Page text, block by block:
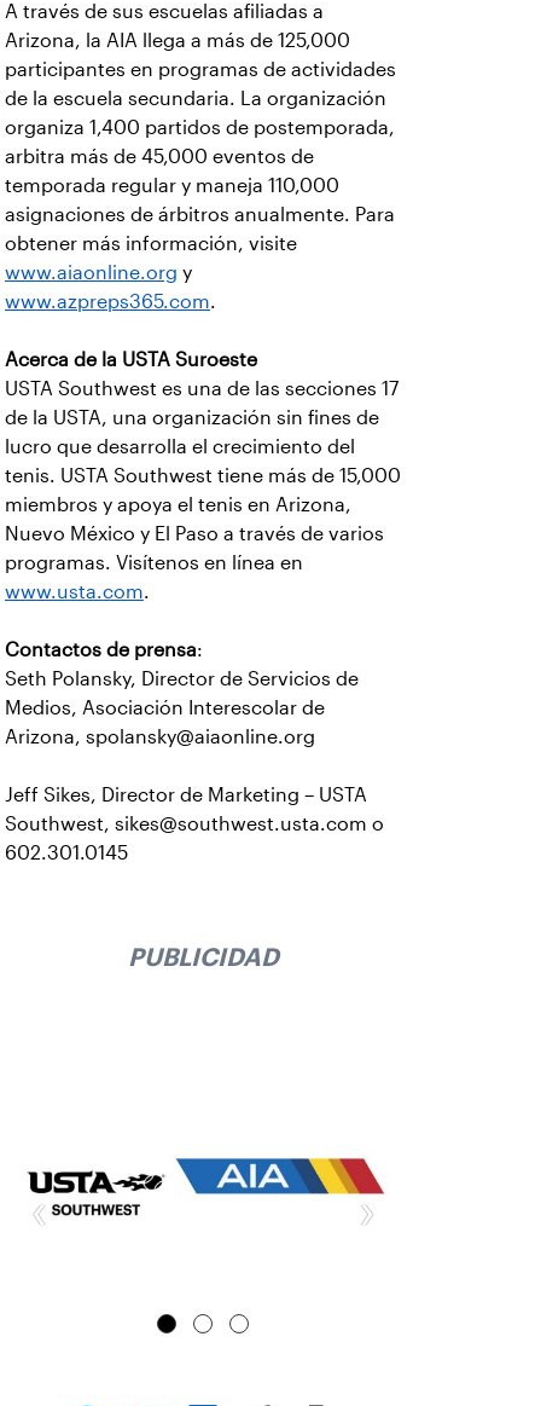
A través de sus escuelas afiliadas a
Arizona, la AIA llega a más de 125,000
participantes en programas de actividades
de la escuela secundaria. La organización
organiza 1,400 partidos de postemporada,
arbitra más de 45,000 eventos de
temporada regular y maneja 110,000
asignaciones de árbitros anualmente. Para
obtener más información, visite
www.aiaonline.org y
www.azpreps365.com.
Acerca de la USTA Suroeste
USTA Southwest es una de las secciones 17
de la USTA, una organización sin fines de
lucro que desarrolla el crecimiento del
tenis. USTA Southwest tiene más de 15,000
miembros y apoya el tenis en Arizona,
Nuevo México y El Paso a través de varios
programas. Visítenos en línea en
www.usta.com.
Contactos de prensa:
Seth Polansky, Director de Servicios de
Medios, Asociación Interescolar de
Arizona, spolansky@aiaonline.org
Jeff Sikes, Director de Marketing – USTA
Southwest, sikes@southwest.usta.com o
602.301.0145
PUBLICIDAD
‹ ›